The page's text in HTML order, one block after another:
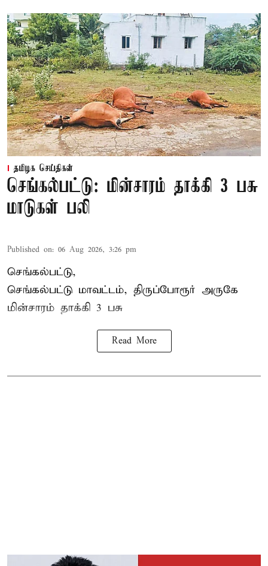
தமிழக செய்திகள்
செங்கல்பட்டு: மின்சாரம் தாக்கி 3 பசு
மாடுகள் பலி
Published on: 06 Aug 2026, 3:26 pm
செங்கல்பட்டு,
செங்கல்பட்டு மாவட்டம், திருப்போரூர் அருகே
மின்சாரம் தாக்கி 3 பசு
Read More